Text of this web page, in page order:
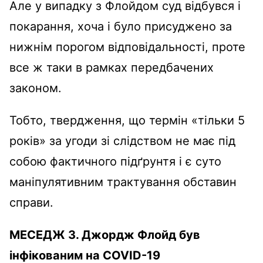
Але у випадку з Флойдом суд відбувся і
покарання, хоча і було присуджено за
нижнім порогом відповідальності, проте
все ж таки в рамках передбачених
законом.
Тобто, твердження, що термін «тільки 5
років» за угоди зі слідством не має під
собою фактичного підґрунтя і є суто
маніпулятивним трактування обставин
справи.
МЕСЕДЖ 3. Джордж Флойд був
інфікованим на COVID-19